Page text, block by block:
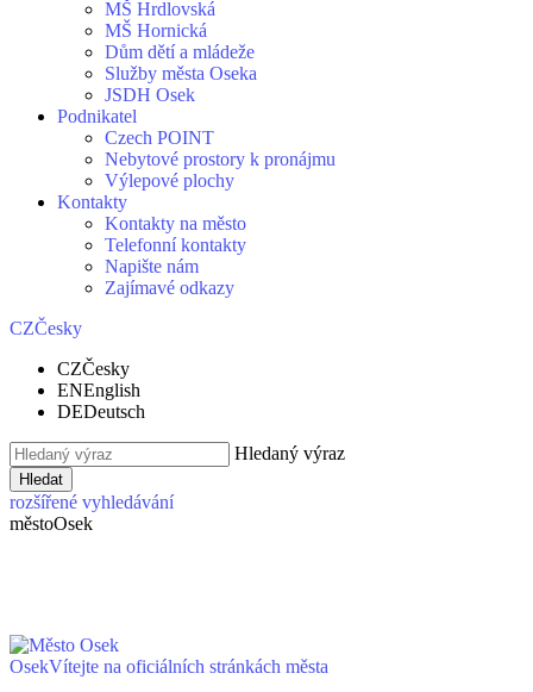
MŠ Hrdlovská
MŠ Hornická
Dům dětí a mládeže
Služby města Oseka
JSDH Osek
Podnikatel
Czech POINT
Nebytové prostory k pronájmu
Výlepové plochy
Kontakty
Kontakty na město
Telefonní kontakty
Napište nám
Zajímavé odkazy
CZČesky
CZČesky
ENEnglish
DEDeutsch
Hledaný výraz
Hledat
rozšířené vyhledávání
městoOsek
OsekVítejte na oficiálních stránkách města